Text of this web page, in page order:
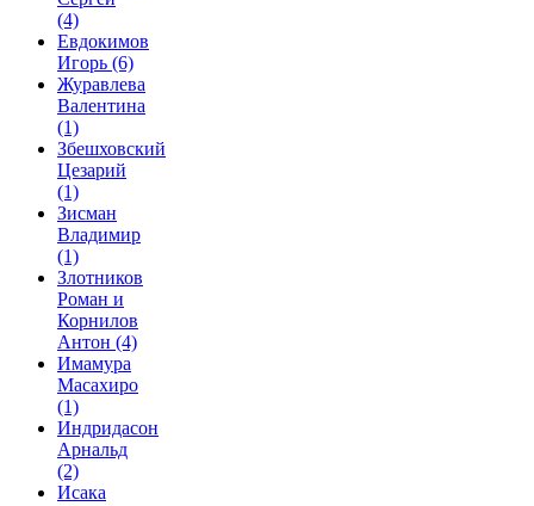
(4)
Евдокимов
Игорь (6)
Журавлева
Валентина
(1)
Збешховский
Цезарий
(1)
Зисман
Владимир
(1)
Злотников
Роман и
Корнилов
Антон (4)
Имамура
Масахиро
(1)
Индридасон
Арнальд
(2)
Исака